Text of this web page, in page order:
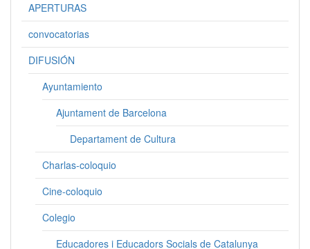
APERTURAS
convocatorias
DIFUSIÓN
Ayuntamiento
Ajuntament de Barcelona
Departament de Cultura
Charlas-coloquio
Cine-coloquio
Colegio
Educadores i Educadors Socials de Catalunya